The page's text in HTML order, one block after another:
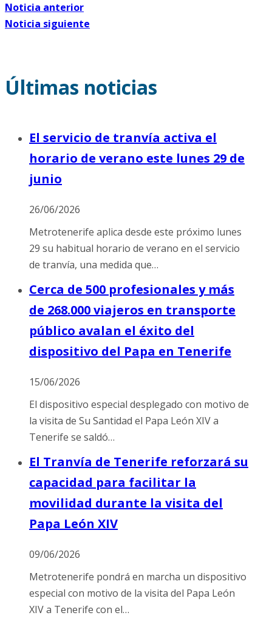
Noticia anterior
Noticia siguiente
Últimas noticias
El servicio de tranvía activa el
horario de verano este lunes 29 de
junio
26/06/2026
Metrotenerife aplica desde este próximo lunes
29 su habitual horario de verano en el servicio
de tranvía, una medida que…
Cerca de 500 profesionales y más
de 268.000 viajeros en transporte
público avalan el éxito del
dispositivo del Papa en Tenerife
15/06/2026
El dispositivo especial desplegado con motivo de
la visita de Su Santidad el Papa León XIV a
Tenerife se saldó…
El Tranvía de Tenerife reforzará su
capacidad para facilitar la
movilidad durante la visita del
Papa León XIV
09/06/2026
Metrotenerife pondrá en marcha un dispositivo
especial con motivo de la visita del Papa León
XIV a Tenerife con el…